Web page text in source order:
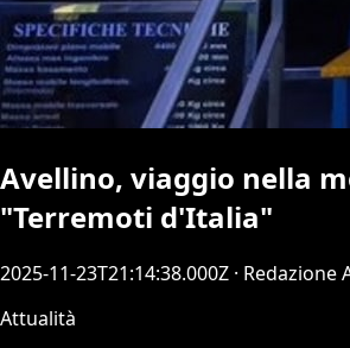
Avellino, viaggio nella
"Terremoti d'Italia"
2025-11-23T21:14:38.000Z · Redazione
Attualità